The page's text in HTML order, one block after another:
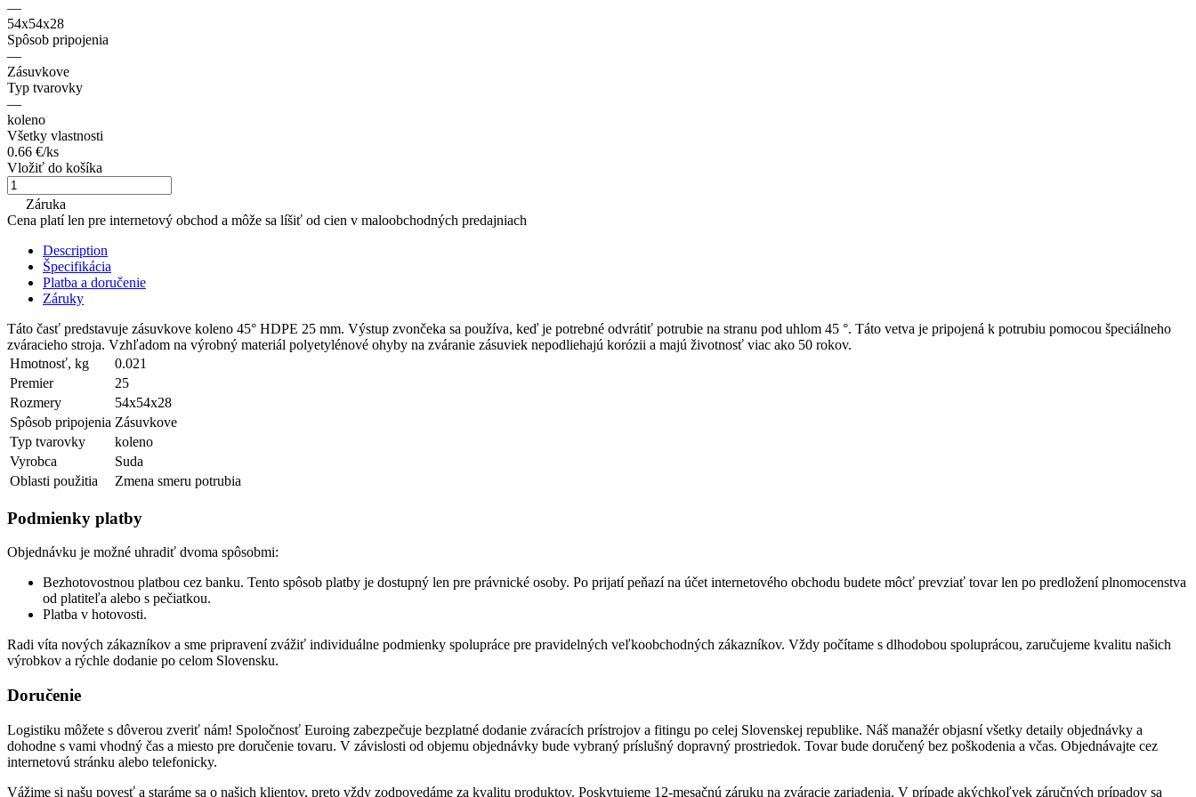
—
54x54x28
Spôsob pripojenia
—
Zásuvkove
Typ tvarovky
—
koleno
Všetky vlastnosti
0.66 €/ks
Vložiť do košíka
Záruka
Cena platí len pre internetový obchod a môže sa líšiť od cien v maloobchodných predajniach
Description
Špecifikácia
Platba a doručenie
Záruky
Táto časť predstavuje zásuvkove koleno 45° HDPE 25 mm. Výstup zvončeka sa používa, keď je potrebné odvrátiť potrubie na stranu pod uhlom 45 °. Táto vetva je pripojená k potrubiu pomocou špeciálneho
zváracieho stroja. Vzhľadom na výrobný materiál polyetylénové ohyby na zváranie zásuviek nepodliehajú korózii a majú životnosť viac ako 50 rokov.
Hmotnosť, kg
0.021
Premier
25
Rozmery
54x54x28
Spôsob pripojenia Zásuvkove
Typ tvarovky
koleno
Vyrobca
Suda
Oblasti použitia
Zmena smeru potrubia
Podmienky platby
Objednávku je možné uhradiť dvoma spôsobmi:
Bezhotovostnou platbou cez banku. Tento spôsob platby je dostupný len pre právnické osoby. Po prijatí peňazí na účet internetového obchodu budete môcť prevziať tovar len po predložení plnomocenstva
od platiteľa alebo s pečiatkou.
Platba v hotovosti.
Radi víta nových zákazníkov a sme pripravení zvážiť individuálne podmienky spolupráce pre pravidelných veľkoobchodných zákazníkov. Vždy počítame s dlhodobou spoluprácou, zaručujeme kvalitu našich
výrobkov a rýchle dodanie po celom Slovensku.
Doručenie
Logistiku môžete s dôverou zveriť nám! Spoločnosť Euroing zabezpečuje bezplatné dodanie zváracích prístrojov a fitingu po celej Slovenskej republike. Náš manažér objasní všetky detaily objednávky a
dohodne s vami vhodný čas a miesto pre doručenie tovaru. V závislosti od objemu objednávky bude vybraný príslušný dopravný prostriedok. Tovar bude doručený bez poškodenia a včas. Objednávajte cez
internetovú stránku alebo telefonicky.
Vážime si našu povesť a staráme sa o našich klientov, preto vždy zodpovedáme za kvalitu produktov. Poskytujeme 12-mesačnú záruku na zváracie zariadenia. V prípade akýchkoľvek záručných prípadov sa